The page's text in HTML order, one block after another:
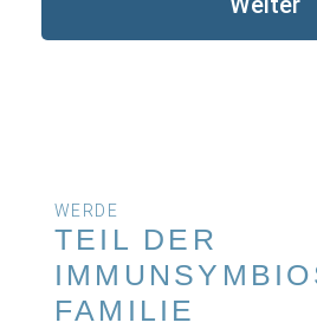
WERDE
TEIL DER
FAMILIE